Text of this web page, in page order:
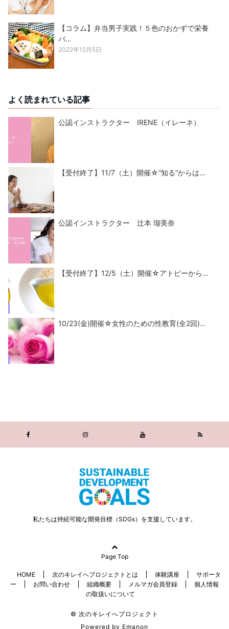
【コラム】弁当男子実践！５色のおかずで栄養
バ…
2022年12月5日
よく読まれている記事
公認インストラクター IRENE（イレーネ）
【受付終了】11/7（土）開催☆“知る“からは…
公認インストラクター 辻本 瑠美奈
【受付終了】12/5（土）開催☆アトピーから…
10/23(金)開催☆女性のための性教育(全2回)…
私たちは持続可能な開発目標（SDGs）を支援しています。
Page Top
HOME 次のキレイへプロジェクトとは 体験講座
サポータ
ー
お問い合わせ 組織概要 メルマガ会員登録
個人情報
の取扱いについて
© 次のキレイへプロジェクト
Powered by Emanon